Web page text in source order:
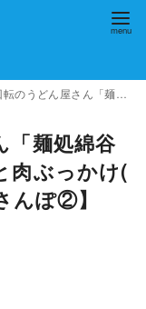
綿谷 丸亀店」で冷やしうどんと肉ぶっかけ( 0w0)ﾉ ｳｪｰｲ【香川うどんさんぽ②】
「麺処綿谷
肉ぶっかけ(
んぽ②】